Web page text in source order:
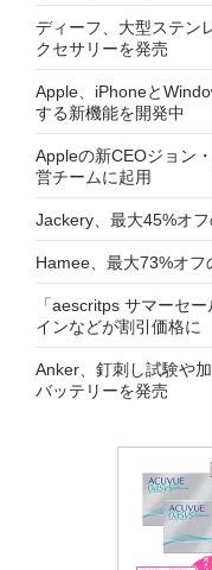
ディーフ、大型ステン
クセサリーを発売
Apple、iPhoneと
する新機能を開発中
Appleの新CEOジョン
営チームに起用
Jackery、最大45%オ
Hamee、最大73%オ
「aescritps サマーセ
インなどが割引価格に
Anker、釘刺し試験や
バッテリーを発売